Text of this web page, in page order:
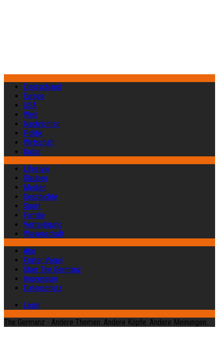
Deutschland
Europa
USA
Welt
Nachrichten
Politik
Wirtschaft
Kultur
Lifestyle
Glauben
Medien
Geschichte
Sport
Familie
Verteidigung
Wissenschaft
Abo
Früher Vogel
Über The Germanz
Impressum
Datenschutz
Login
The Germanz - Andere Themen. Andere Köpfe. Andere Meinungen.